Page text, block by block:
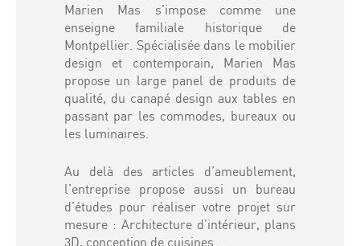
Marien Mas s’impose comme une
enseigne familiale historique de
Montpellier. Spécialisée dans le mobilier
design et contemporain, Marien Mas
propose un large panel de produits de
qualité, du canapé design aux tables en
passant par les commodes, bureaux ou
les luminaires.
Au delà des articles d’ameublement,
l’entreprise propose aussi un bureau
d’études pour réaliser votre projet sur
mesure : Architecture d’intérieur, plans
3D, conception de cuisines…